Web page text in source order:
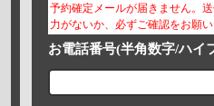
予約確定メールが届きません。
力がないか、必ずご確認をお願い
お電話番号(半角数字/ハイ